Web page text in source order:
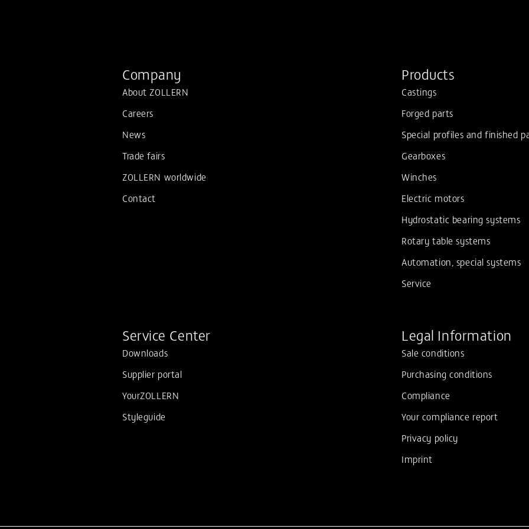
Company
About ZOLLERN
Careers
News
Trade fairs
ZOLLERN worldwide
Contact
Products
Castings
Forged parts
Special profiles and finished
Gearboxes
Winches
Electric motors
Hydrostatic bearing systems
Rotary table systems
Automation, special systems
Service
Service Center
Downloads
Supplier portal
YourZOLLERN
Styleguide
Legal Information
Sale conditions
Purchasing conditions
Compliance
Your compliance report
Privacy policy
Imprint